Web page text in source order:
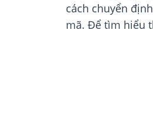
cách chuyển
mã. Để tìm hiểu